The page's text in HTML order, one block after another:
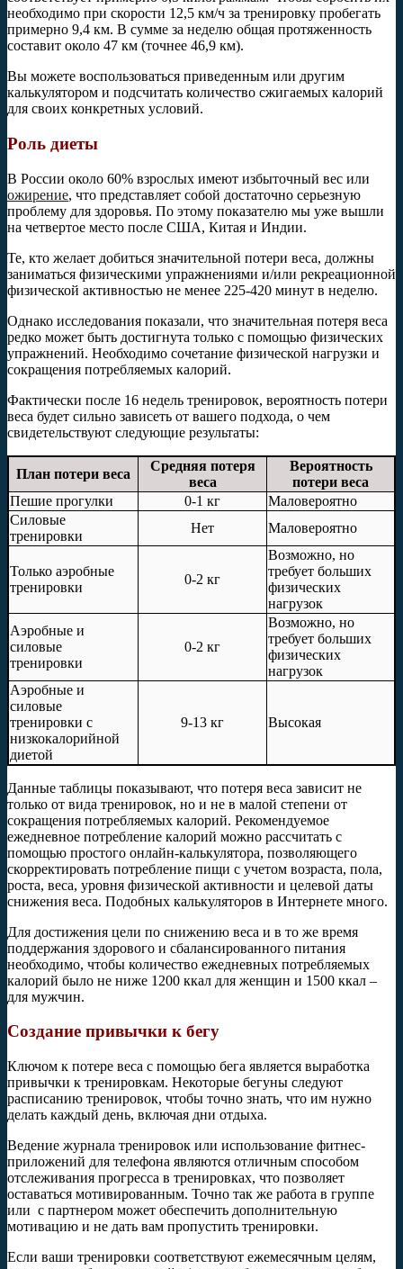
необходимо при скорости 12,5 км/ч за тренировку пробегать
примерно 9,4 км. В сумме за неделю общая протяженность
составит около 47 км (точнее 46,9 км).
Вы можете воспользоваться приведенным или другим
калькулятором и подсчитать количество сжигаемых калорий
для своих конкретных условий.
Роль диеты
В России около 60% взрослых имеют избыточный вес или
ожирение, что представляет собой достаточно серьезную
проблему для здоровья. По этому показателю мы уже вышли
на четвертое место после США, Китая и Индии.
Те, кто желает добиться значительной потери веса, должны
заниматься физическими упражнениями и/или рекреационной
физической активностью не менее 225-420 минут в неделю.
Однако исследования показали, что значительная потеря веса
редко может быть достигнута только с помощью физических
упражнений. Необходимо сочетание физической нагрузки и
сокращения потребляемых калорий.
Фактически после 16 недель тренировок, вероятность потери
веса будет сильно зависеть от вашего подхода, о чем
свидетельствуют следующие результаты:
План потери веса
Средняя потеря
веса
Вероятность
потери веса
Пешие прогулки
0-1 кг
Маловероятно
Силовые
тренировки
Нет Маловероятно
Только аэробные
тренировки
0-2 кг
Возможно, но
требует больших
физических
нагрузок
Аэробные и
силовые
тренировки
0-2 кг
Возможно, но
требует больших
физических
нагрузок
Аэробные и
силовые
тренировки с
низкокалорийной
диетой
9-13 кг Высокая
Данные таблицы показывают, что потеря веса зависит не
только от вида тренировок, но и не в малой степени от
сокращения потребляемых калорий. Рекомендуемое
ежедневное потребление калорий можно рассчитать с
помощью простого онлайн-калькулятора, позволяющего
скорректировать потребление пищи с учетом возраста, пола,
роста, веса, уровня физической активности и целевой даты
снижения веса. Подобных калькуляторов в Интернете много.
Для достижения цели по снижению веса и в то же время
поддержания здорового и сбалансированного питания
необходимо, чтобы количество ежедневных потребляемых
калорий было не ниже 1200 ккал для женщин и 1500 ккал –
для мужчин.
Создание привычки к бегу
Ключом к потере веса с помощью бега является выработка
привычки к тренировкам. Некоторые бегуны следуют
расписанию тренировок, чтобы точно знать, что им нужно
делать каждый день, включая дни отдыха.
Ведение журнала тренировок или использование фитнес-
приложений для телефона являются отличным способом
отслеживания прогресса в тренировках, что позволяет
оставаться мотивированным. Точно так же работа в группе
или с партнером может обеспечить дополнительную
мотивацию и не дать вам пропустить тренировки.
Если ваши тренировки соответствуют ежемесячным целям,